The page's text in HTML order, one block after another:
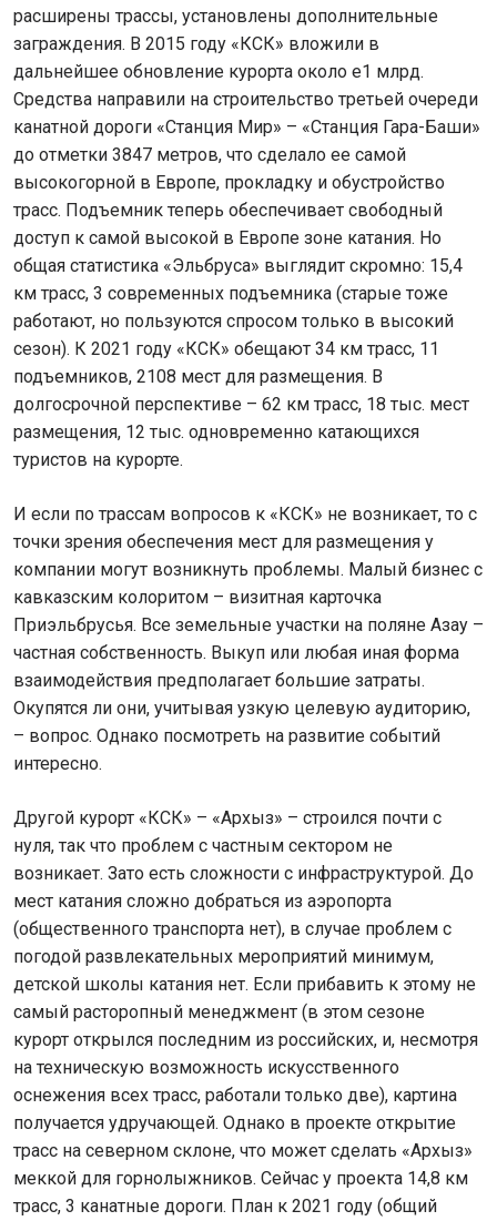
расширены трассы, установлены дополнительные
заграждения. В 2015 году «КСК» вложили в
дальнейшее обновление курорта около e1 млрд.
Средства направили на строительство третьей очереди
канатной дороги «Станция Мир» – «Станция Гара-Баши»
до отметки 3847 метров, что сделало ее самой
высокогорной в Европе, прокладку и обустройство
трасс. Подъемник теперь обеспечивает свободный
доступ к самой высокой в Европе зоне катания. Но
общая статистика «Эльбруса» выглядит скромно: 15,4
км трасс, 3 современных подъемника (старые тоже
работают, но пользуются спросом только в высокий
сезон). К 2021 году «КСК» обещают 34 км трасс, 11
подъемников, 2108 мест для размещения. В
долгосрочной перспективе – 62 км трасс, 18 тыс. мест
размещения, 12 тыс. одновременно катающихся
туристов на курорте.
И если по трассам вопросов к «КСК» не возникает, то с
точки зрения обеспечения мест для размещения у
компании могут возникнуть проблемы. Малый бизнес с
кавказским колоритом – визитная карточка
Приэльбрусья. Все земельные участки на поляне Азау –
частная собственность. Выкуп или любая иная форма
взаимодействия предполагает большие затраты.
Окупятся ли они, учитывая узкую целевую аудиторию,
– вопрос. Однако посмотреть на развитие событий
интересно.
Другой курорт «КСК» – «Архыз» – строился почти с
нуля, так что проблем с частным сектором не
возникает. Зато есть сложности с инфраструктурой. До
мест катания сложно добраться из аэропорта
(общественного транспорта нет), в случае проблем с
погодой развлекательных мероприятий минимум,
детской школы катания нет. Если прибавить к этому не
самый расторопный менеджмент (в этом сезоне
курорт открылся последним из российских, и, несмотря
на техническую возможность искусственного
оснежения всех трасс, работали только две), картина
получается удручающей. Однако в проекте открытие
трасс на северном склоне, что может сделать «Архыз»
меккой для горнолыжников. Сейчас у проекта 14,8 км
трасс, 3 канатные дороги. План к 2021 году (общий